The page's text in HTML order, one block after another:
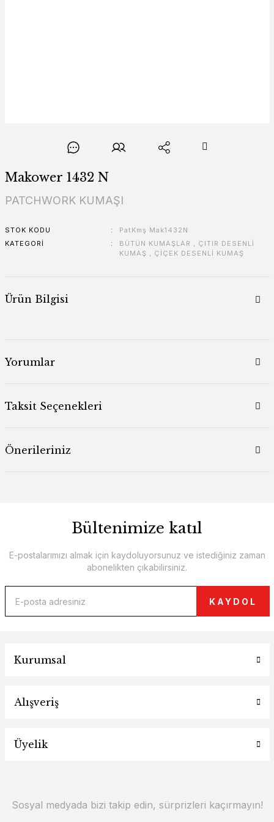
Makower 1432 N
PATCHWORK KUMAŞI
STOK KODU
PatKmş Mak1432N
KATEGORI
BÜTÜN KUMAŞLAR , ÇITIR DESENLİ
KUMAŞ , ÇİÇEK DESENLİ KUMAŞ
Ürün Bilgisi
Yorumlar
Taksit Seçenekleri
Önerileriniz
Bültenimize katıl
E-postalarımızı almak için kaydoluyorsunuz ve istediğiniz zaman
abonelikten çıkabilirsiniz.
KAYDOL
Kurumsal
Alışveriş
Üyelik
Sosyal medyada bizi takip edin, sürprizleri kaçırmayın!